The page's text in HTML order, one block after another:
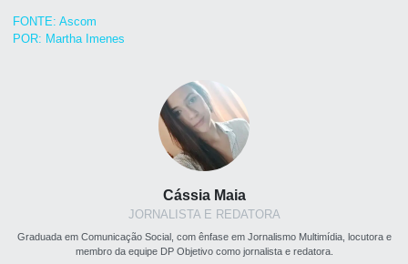
Cássia Maia
JORNALISTA E REDATORA
Graduada em Comunicação Social, com ênfase em Jornalismo Multimídia, locutora e
membro da equipe DP Objetivo como jornalista e redatora.
FONTE: Ascom
POR: Martha Imenes